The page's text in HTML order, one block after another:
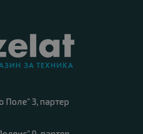
Поле" 3, партер